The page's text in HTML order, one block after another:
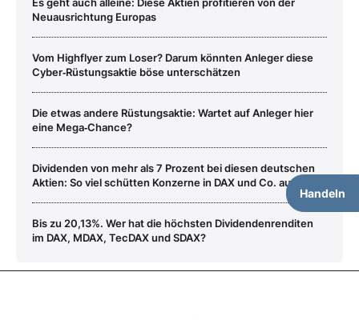
Handeln
Neuausrichtung Europas
Vom Highflyer zum Loser? Darum könnten Anleger diese
Cyber‑Rüstungsaktie böse unterschätzen
Die etwas andere Rüstungsaktie: Wartet auf Anleger hier
eine Mega‑Chance?
Dividenden von mehr als 7 Prozent bei diesen deutschen
Aktien: So viel schütten Konzerne in DAX und Co. aus
Bis zu 20,13%. Wer hat die höchsten Dividendenrenditen
im DAX, MDAX, TecDAX und SDAX?